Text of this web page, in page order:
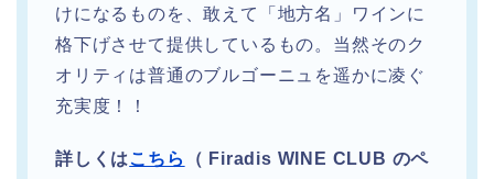
けになるものを、敢えて「地方名」ワインに
格下げさせて提供しているもの。当然そのク
オリティは普通のブルゴーニュを遥かに凌ぐ
充実度！！
詳しくはこちら
（ Firadis WINE CLUB のペ